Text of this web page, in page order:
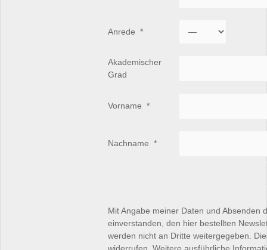
Anrede *
Akademischer
Grad
Vorname *
Nachname *
Mit Angabe meiner Daten und Absenden
einverstanden, den hier bestellten
werden nicht an Dritte weitergegeben.
widerrufen. Weitere ausführliche